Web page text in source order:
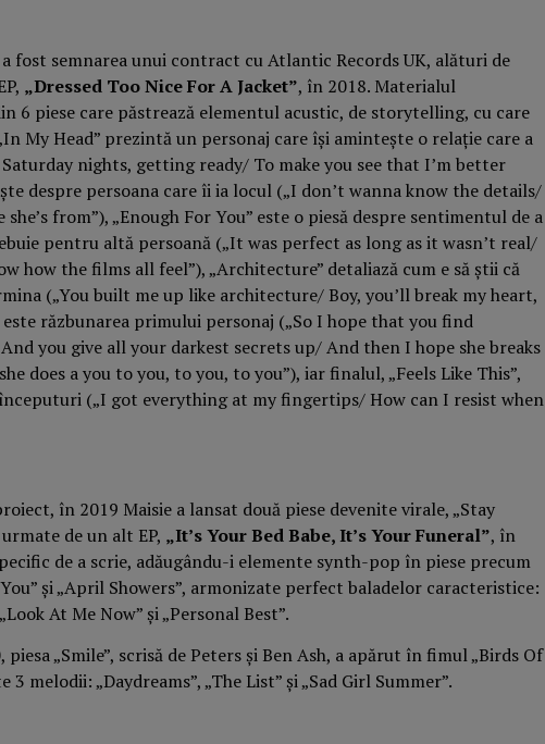
fost semnarea unui contract cu Atlantic Records UK, alături de
„Dressed Too Nice For A Jacket”, în 2018. Materialul
6 piese care păstrează elementul acustic, de storytelling, cu care
My Head” prezintă un personaj care își amintește o relație care a
nights, getting ready/ To make you see that I’m better
despre persoana care îi ia locul („I don’t wanna know the details/
from”), „Enough For You” este o piesă despre sentimentul de a
pentru altă persoană („It was perfect as long as it wasn’t real/
how the films all feel”), „Architecture” detaliază cum e să știi că
(„You built me up like architecture/ Boy, you’ll break my heart,
este răzbunarea primului personaj („So I hope that you find
you give all your darkest secrets up/ And then I hope she breaks
does a you to you, to you, to you”), iar finalul, „Feels Like This”,
(„I got everything at my fingertips/ How can I resist when
în 2019 Maisie a lansat două piese devenite virale, „Stay
de un alt EP, „It’s Your Bed Babe, It’s Your Funeral”, în
de a scrie, adăugându-i elemente synth-pop în piese precum
You” și „April Showers”, armonizate perfect baladelor caracteristice:
At Me Now” și „Personal Best”.
„Smile”, scrisă de Peters și Ben Ash, a apărut în fimul „Birds Of
melodii: „Daydreams”, „The List” și „Sad Girl Summer”.